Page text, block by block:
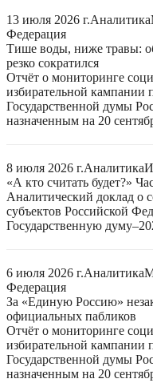
13 июля 2026 г.Аналитика
Федерация
Тише воды, ниже травы:
резко сократился
Отчёт о мониторинге
избирательной кампании
Государственной думы
назначенным на 20
8 июля 2026 г.Аналитика
«А кто считать будет?»
Аналитический доклад о
субъектов Российской
Государственную
6 июля 2026 г.Аналитика
Федерация
За «Единую Россию»
официальных пабликов
Отчёт о мониторинге
избирательной кампании
Государственной думы
назначенным на 20